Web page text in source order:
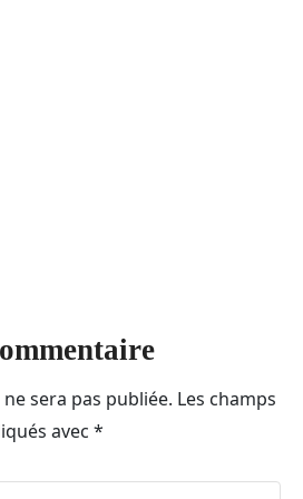
sera pas publiée. Les champs
avec *